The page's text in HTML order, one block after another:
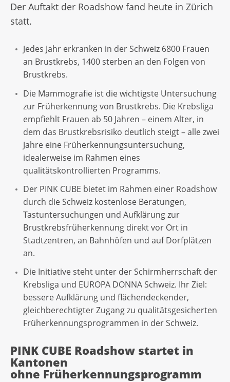
Der Auftakt der Roadshow fand heute in Zürich
statt.
Jedes Jahr erkranken in der Schweiz 6800 Frauen
an Brustkrebs, 1400 sterben an den Folgen von
Brustkrebs.
Die Mammografie ist die wichtigste Untersuchung
zur Früherkennung von Brustkrebs. Die Krebsliga
empfiehlt Frauen ab 50 Jahren – einem Alter, in
dem das Brustkrebsrisiko deutlich steigt – alle zwei
Jahre eine Früherkennungsuntersuchung,
idealerweise im Rahmen eines
qualitätskontrollierten Programms.
Der PINK CUBE bietet im Rahmen einer Roadshow
durch die Schweiz kostenlose Beratungen,
Tastuntersuchungen und Aufklärung zur
Brustkrebsfrüherkennung direkt vor Ort in
Stadtzentren, an Bahnhöfen und auf Dorfplätzen
an.
Die Initiative steht unter der Schirmherrschaft der
Krebsliga und EUROPA DONNA Schweiz. Ihr Ziel:
bessere Aufklärung und flächendeckender,
gleichberechtigter Zugang zu qualitätsgesicherten
Früherkennungsprogrammen in der Schweiz.
PINK CUBE Roadshow startet in
Kantonen
ohne Früherkennungsprogramm